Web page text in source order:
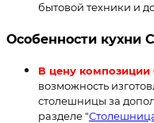
бытовой техники и
Особенности кухни
В цену
возможность
столешницы за
разделе "